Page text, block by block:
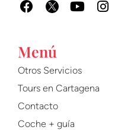
a
b
o
k
o
b
n
Menú
Otros Servicios
Tours en Cartagena
Contacto
Coche + guía